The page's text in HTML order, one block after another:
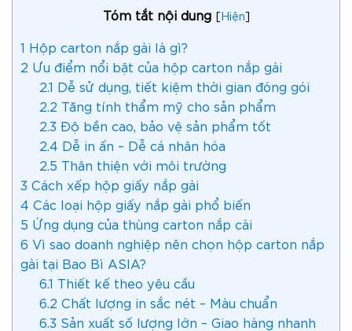
Tóm tắt nội dung [Hiện]
1 Hộp carton nắp gài là gì?
2 Ưu điểm nổi bật của hộp carton nắp gài
2.1 Dễ sử dụng, tiết kiệm thời gian đóng gói
2.2 Tăng tính thẩm mỹ cho sản phẩm
2.3 Độ bền cao, bảo vệ sản phẩm tốt
2.4 Dễ in ấn – Dễ cá nhân hóa
2.5 Thân thiện với môi trường
3 Cách xếp hộp giấy nắp gài
4 Các loại hộp giấy nắp gài phổ biến
5 Ứng dụng của thùng carton nắp cài
6 Vì sao doanh nghiệp nên chọn hộp carton nắp
gài tại Bao Bì ASIA?
6.1 Thiết kế theo yêu cầu
6.2 Chất lượng in sắc nét – Màu chuẩn
6.3 Sản xuất số lượng lớn – Giao hàng nhanh